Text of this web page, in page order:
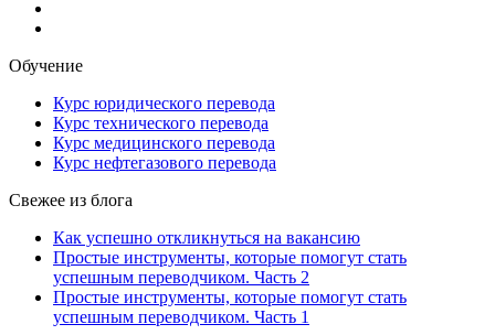
Обучение
Курс юридического перевода
Курс технического перевода
Курс медицинского перевода
Курс нефтегазового перевода
Свежее из блога
Как успешно откликнуться на вакансию
Простые инструменты, которые помогут стать
успешным переводчиком. Часть 2
Простые инструменты, которые помогут стать
успешным переводчиком. Часть 1